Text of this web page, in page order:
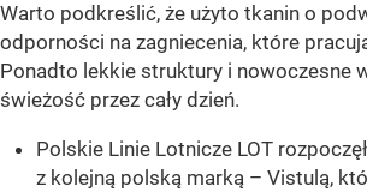
Warto podkreślić, że użyto tkanin o
odporności na zagniecenia, które
Ponadto lekkie struktury i nowoczesne
świeżość przez cały dzień.
Polskie Linie Lotnicze LOT
z kolejną polską marką – Vistulą,